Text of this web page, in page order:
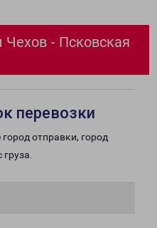
Чехов - Псковская
перевозки
отправки, город